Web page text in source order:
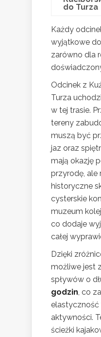
do Turza
Każdy
wyjątkowe
zarówno dla
Odcinek z
Turza
w tej trasie.
tereny
muszą być
jaz oraz
mają okazję
przyrodę, ale
historyczne
cysterskie
muzeum
co dodaje
całej
Dzięki
możliwe jest
spływów o
godzin , co
elastyczność
aktywności.
ścieżki